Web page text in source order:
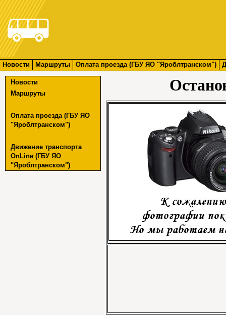
Новости Маршруты Оплата проезда (ГБУ ЯО "Яроблтранском")
Новости
Маршруты
Оплата проезда (ГБУ ЯО
"Яроблтранском")
Движение транспорта
OnLine (ГБУ ЯО
"Яроблтранском")